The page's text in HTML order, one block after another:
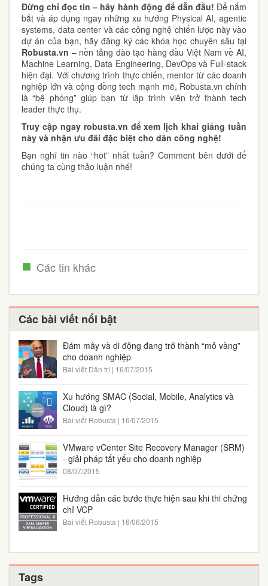
Đừng chỉ đọc tin – hãy hành động để dẫn đầu! Để nắm
bắt và áp dụng ngay những xu hướng Physical AI, agentic
systems, data center và các công nghệ chiến lược này vào
dự án của bạn, hãy đăng ký các khóa học chuyên sâu tại
Robusta.vn – nền tảng đào tạo hàng đầu Việt Nam về AI,
Machine Learning, Data Engineering, DevOps và Full-stack
hiện đại. Với chương trình thực chiến, mentor từ các doanh
nghiệp lớn và cộng đồng tech mạnh mẽ, Robusta.vn chính
là “bệ phóng” giúp bạn từ lập trình viên trở thành tech
leader thực thụ.
Truy cập ngay robusta.vn để xem lịch khai giảng tuần
này và nhận ưu đãi đặc biệt cho dân công nghệ!
Bạn nghĩ tin nào “hot” nhất tuần? Comment bên dưới để
chúng ta cùng thảo luận nhé!
Các tin khác
Các bài viết nổi bật
Đám mây và di động đang trở thành “mỏ vàng”
cho doanh nghiệp
Bài viết Dân trí | 16/07/2015
Xu hướng SMAC (Social, Mobile, Analytics và
Cloud) là gì?
Bài viết Robusta | 16/07/2015
VMware vCenter Site Recovery Manager (SRM)
- giải pháp tất yếu cho doanh nghiệp
08/07/2015
Hướng dẫn các bước thực hiện sau khi thi chứng
chỉ VCP
Bài viết Robusta | 16/06/2015
Tags